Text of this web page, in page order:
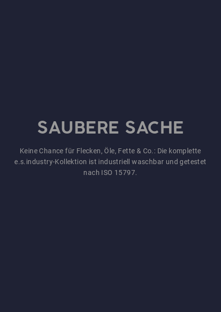
SAUBERE SACHE
Keine Chance für Flecken, Öle, Fette & Co.: Die komplette
e.s.industry-Kollektion ist industriell waschbar und getestet
nach ISO 15797.